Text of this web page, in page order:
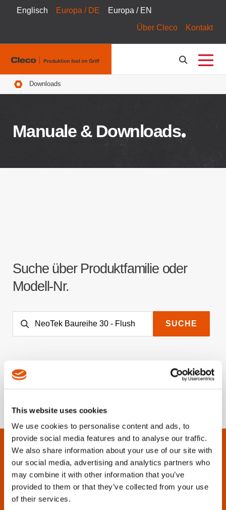
This website uses cookies
We use cookies to personalise content and ads, to
provide social media features and to analyse our traffic.
We also share information about your use of our site with
our social media, advertising and analytics partners who
may combine it with other information that you’ve
provided to them or that they’ve collected from your use
of their services.
Englisch Europa / DE
Europa / EN
Über Cleco
Kontakt
Pfadnavigation
Downloads
Manuale & Downloads
Suche über Produktfamilie oder
Modell-Nr.
SUCHE